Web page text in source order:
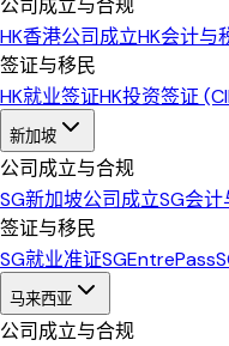
HK香港公司成立HK会计与
签证与移民
HK就业签证HK投资签证
新加坡
公司成立与合规
SG新加坡公司成立SG会计
签证与移民
SG就业准证SGEntrePass
马来西亚
公司成立与合规